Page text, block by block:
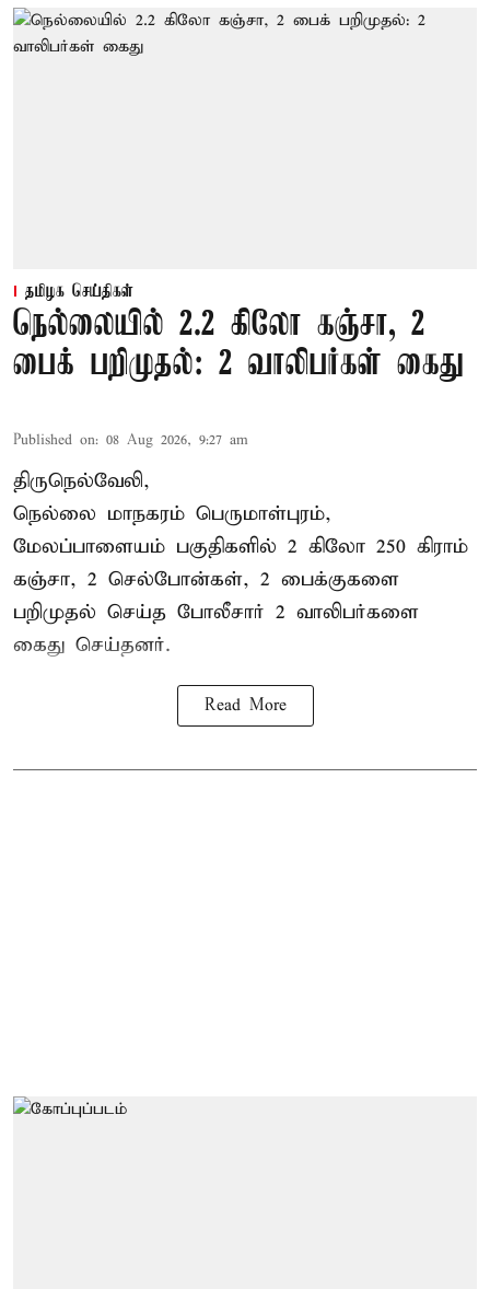
தமிழக செய்திகள்
நெல்லையில் 2.2 கிலோ கஞ்சா, 2
பைக் பறிமுதல்: 2 வாலிபர்கள் கைது
Published on: 08 Aug 2026, 9:27 am
திருநெல்வேலி,
நெல்லை மாநகரம் பெருமாள்புரம்,
மேலப்பாளையம் பகுதிகளில் 2 கிலோ 250 கிராம்
கஞ்சா, 2 செல்போன்கள், 2 பைக்குகளை
பறிமுதல் செய்த போலீசார் 2 வாலிபர்களை
கைது செய்தனர்.
Read More